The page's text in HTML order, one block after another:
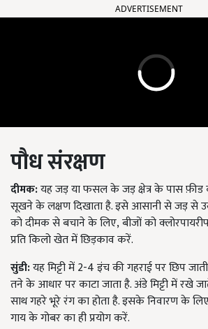
ADVERTISEMENT
पौध संरक्षण
दीमक:यह जड़ या फसल के जड़ क्षेत्र के पास फ़ीड
सूखने के लक्षण दिखाता है. इसे आसानी से जड़ से
को दीमक से बचाने के लिए,बीजों को
प्रति किलो खेत में छिड़काव करें.
सुंडी:यह मिट्टी में 2-4 इंच की गहराई पर छिप
तने के आधार पर काटा जाता है. अंडे मिट्टी में रखे
साथ गहरे भूरे रंग का होता है. इसके निवारण के
गाय के गोबर का ही प्रयोग करें.